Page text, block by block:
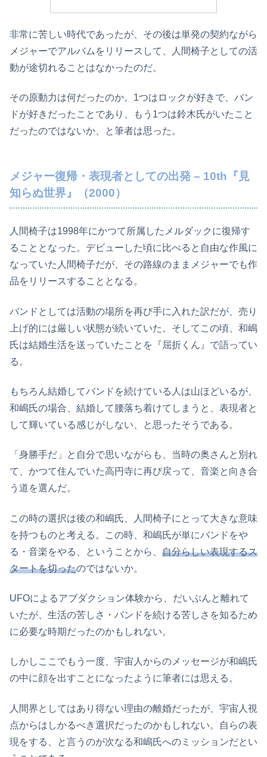
非常に苦しい時代であったが、その後は単発の契約ながら
メジャーでアルバムをリリースして、人間椅子としての活
動が途切れることはなかったのだ。
その原動力は何だったのか。1つはロックが好きで、バン
ドが好きだったことであり、もう1つは鈴木氏がいたこと
だったのではないか、と筆者は思った。
メジャー復帰・表現者としての出発 – 10th『見
知らぬ世界』（2000）
人間椅子は1998年にかつて所属したメルダックに復帰す
ることとなった。デビューした頃に比べると自由な作風に
なっていた人間椅子だが、その路線のままメジャーでも作
品をリリースすることとなる。
バンドとしては活動の場所を再び手に入れた訳だが、売り
上げ的には厳しい状態が続いていた。そしてこの頃、和嶋
氏は結婚生活を送っていたことを『屈折くん』で語ってい
る。
もちろん結婚してバンドを続けている人は山ほどいるが、
和嶋氏の場合、結婚して腰落ち着けてしまうと、表現者と
して輝いている感じがしない、と思ったそうである。
「身勝手だ」と自分で思いながらも、当時の奥さんと別れ
て、かつて住んでいた高円寺に再び戻って、音楽と向き合
う道を選んだ。
この時の選択は後の和嶋氏、人間椅子にとって大きな意味
を持つものと考える。この時、和嶋氏が単にバンドをや
る・音楽をやる、ということから、 自分らしい表現するス
タートを切ったのではないか。
UFOによるアブダクション体験から、だいぶんと離れて
いたが、生活の苦しさ・バンドを続ける苦しさを知るため
に必要な時期だったのかもしれない。
しかしここでもう一度、宇宙人からのメッセージが和嶋氏
の中に顔を出すことになったように筆者には思える。
人間界としてはあり得ない理由の離婚だったが、宇宙人視
点からはしかるべき選択だったのかもしれない。自らの表
現をする、と言うのが次なる和嶋氏へのミッションだとい